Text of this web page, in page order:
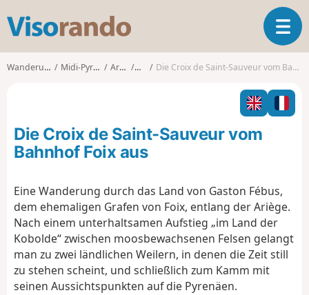
s
o
o
T
o
g
l
n
t
o
n
Wanderungen Midi-Pyrénées Ariège Foix Die Croix de Saint-Sauveur vom Bahnhof Foix aus
Die Croix de Saint-Sauveur vom
Bahnhof Foix aus
Eine Wanderung durch das Land von Gaston Fébus,
dem ehemaligen Grafen von Foix, entlang der Ariège.
Nach einem unterhaltsamen Aufstieg „im Land der
Kobolde“ zwischen moosbewachsenen Felsen gelangt
man zu zwei ländlichen Weilern, in denen die Zeit still
zu stehen scheint, und schließlich zum Kamm mit
seinen Aussichtspunkten auf die Pyrenäen.